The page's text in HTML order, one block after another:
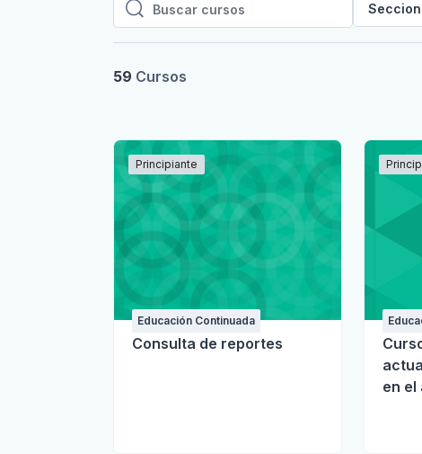
Buscar cursos
Buscar cursos
59 Cursos
Principiante
Educación Continuada
Consulta de reportes
en el